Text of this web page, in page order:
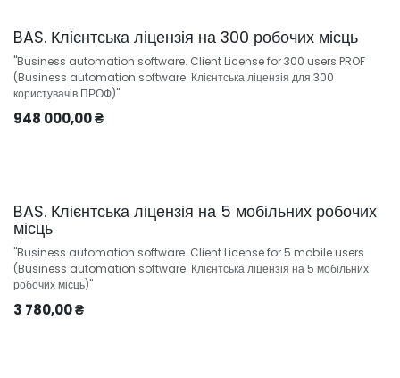
BAS. Клієнтська ліцензія на 300 робочих місць
"Business automation software. Client License for 300 users PROF
(Business automation software. Клієнтська ліцензія для 300
користувачів ПРОФ)"
948 000,00₴
BAS. Клієнтська ліцензія на 5 мобільних робочих
місць
"Business automation software. Client License for 5 mobile users
(Business automation software. Клієнтська ліцензія на 5 мобільних
робочих місць)"
3 780,00₴